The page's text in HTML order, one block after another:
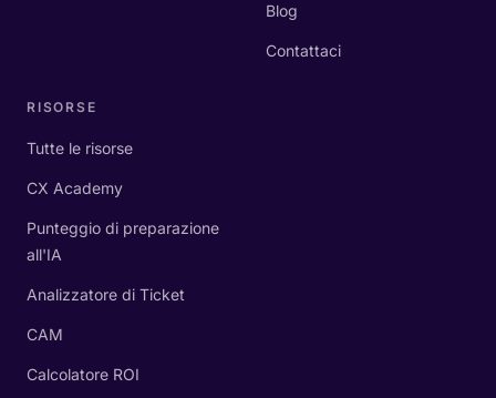
Blog
Contattaci
RISORSE
Tutte le risorse
CX Academy
Punteggio di preparazione
all'IA
Analizzatore di Ticket
CAM
Calcolatore ROI